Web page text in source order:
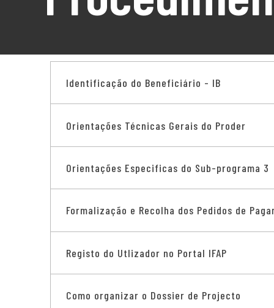
Identificação do Beneficiário - IB
Orientações Técnicas Gerais do Proder
Orientações Especificas do Sub-programa 3
Formalização e Recolha dos Pedidos de
Registo do Utlizador no Portal IFAP
Como organizar o Dossier de Projecto